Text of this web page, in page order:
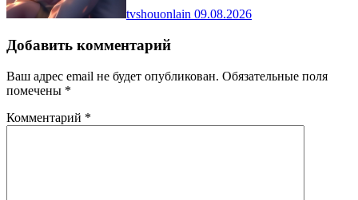
tvshouonlain 09.08.2026
Добавить комментарий
Ваш адрес email не будет опубликован. Обязательные поля
помечены *
Комментарий *